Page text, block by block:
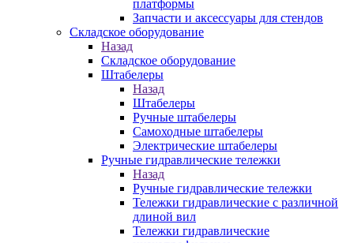
платформы
Запчасти и аксессуары для стендов
Складское оборудование
Назад
Складское оборудование
Штабелеры
Назад
Штабелеры
Ручные штабелеры
Самоходные штабелеры
Электрические штабелеры
Ручные гидравлические тележки
Назад
Ручные гидравлические тележки
Тележки гидравлические с различной
длиной вил
Тележки гидравлические